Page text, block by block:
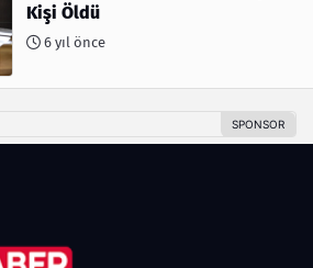
Kişi Öldü
6 yıl önce